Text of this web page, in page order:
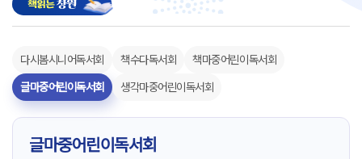
다시봄시니어독서회 책수다독서회
책마중어린이독서회
글마중어린이독서회
생각마중어린이독서회
글마중어린이독서회